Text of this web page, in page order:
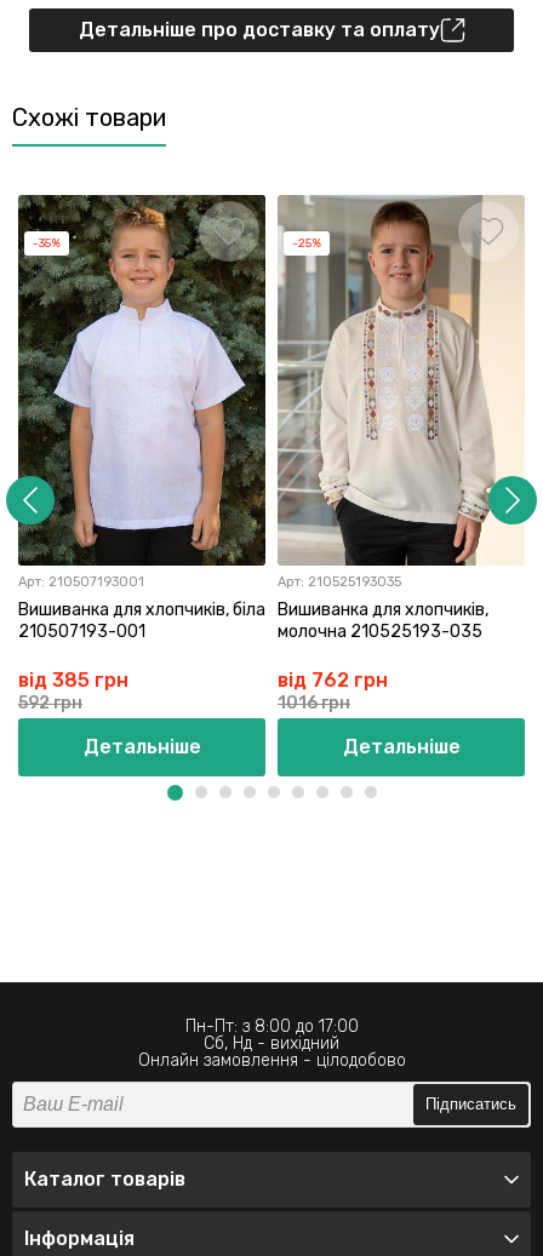
Детальніше про доставку та оплату
Схожі товари
-35%
Арт: 210507193001
Вишиванка для хлопчиків, біла
210507193-001
від 385 грн
592 грн
Детальніше
-25%
Арт: 210525193035
Вишиванка для хлопчиків,
молочна 210525193-035
від 762 грн
1016 грн
Детальніше
Пн-Пт: з 8:00 до 17:00
Сб, Нд - вихідний
Онлайн замовлення - цілодобово
Підписатись
Каталог товарів
Інформація